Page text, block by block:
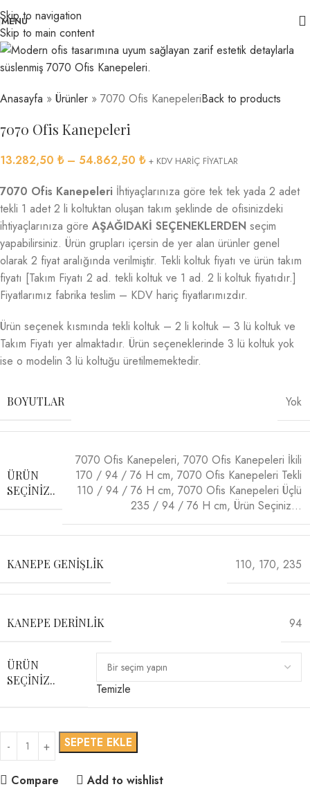
Skip to navigation
Skip to main content
MENU
Anasayfa » Ürünler » 7070 Ofis KanepeleriBack to products
7070 Ofis Kanepeleri
13.282,50 ₺ – 54.862,50 ₺ + KDV HARİÇ FİYATLAR
7070 Ofis Kanepeleri İhtiyaçlarınıza göre tek tek yada 2 adet
tekli 1 adet 2 li koltuktan oluşan takım şeklinde de ofisinizdeki
ihtiyaçlarınıza göre AŞAĞIDAKİ SEÇENEKLERDEN seçim
yapabilirsiniz. Ürün grupları içersin de yer alan ürünler genel
olarak 2 fiyat aralığında verilmiştir. Tekli koltuk fiyatı ve ürün takım
fiyatı [Takım Fiyatı 2 ad. tekli koltuk ve 1 ad. 2 li koltuk fiyatıdır.]
Fiyatlarımız fabrika teslim – KDV hariç fiyatlarımızdır.
Ürün seçenek kısmında tekli koltuk – 2 li koltuk – 3 lü koltuk ve
Takım Fiyatı yer almaktadır. Ürün seçeneklerinde 3 lü koltuk yok
ise o modelin 3 lü koltuğu üretilmemektedir.
BOYUTLAR Yok
ÜRÜN
SEÇINIZ..
7070 Ofis Kanepeleri, 7070 Ofis Kanepeleri İkili
170 / 94 / 76 H cm, 7070 Ofis Kanepeleri Tekli
110 / 94 / 76 H cm, 7070 Ofis Kanepeleri Üçlü
235 / 94 / 76 H cm, Ürün Seçiniz…
KANEPE GENIŞLIK 110, 170, 235
KANEPE DERINLIK 94
ÜRÜN
SEÇINIZ..
Temizle
SEPETE EKLE
Compare
Add to wishlist